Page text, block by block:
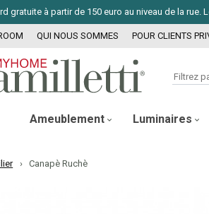
gratuite à partir de 150 euro au niveau de la
QUI NOUS SOMMES POUR CLIENTS
Ameublement Luminaires
Canapè Ruchè